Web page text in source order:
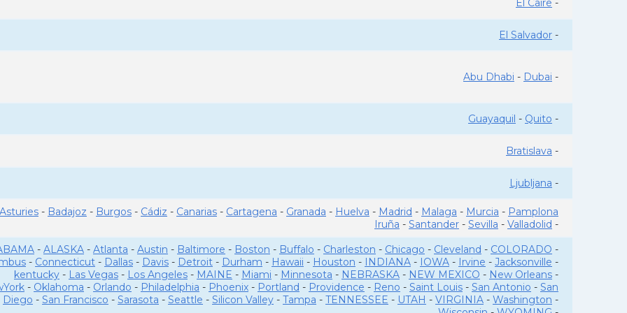
El Caire -
El Salvador -
Abu Dhabi - Dubai -
Guayaquil - Quito -
Bratislava -
Ljubljana -
Asturies - Badajoz - Burgos - Cádiz - Canarias - Cartagena - Granada - Huelva - Madrid - Malaga - Murcia - Pamplona
Iruña - Santander - Sevilla - Valladolid -
- ALASKA - Atlanta - Austin - Baltimore - Boston - Buffalo - Charleston - Chicago - Cleveland - COLORADO -
- Connecticut - Dallas - Davis - Detroit - Durham - Hawaii - Houston - INDIANA - IOWA - Irvine - Jacksonville -
kentucky - Las Vegas - Los Angeles - MAINE - Miami - Minnesota - NEBRASKA - NEW MEXICO - New Orleans -
- Oklahoma - Orlando - Philadelphia - Phoenix - Portland - Providence - Reno - Saint Louis - San Antonio - San
Diego - San Francisco - Sarasota - Seattle - Silicon Valley - Tampa - TENNESSEE - UTAH - VIRGINIA - Washington -